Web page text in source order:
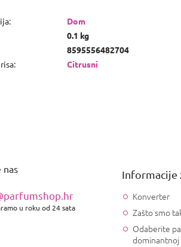
:
Dom
0.1 kg
8595556482704
: Citrusni
nas
u roku od 24 sata
Informacije
Konverter
Zašto smo
Odaberite